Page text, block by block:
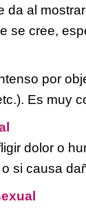
da al
se cree,
por
Es muy
dolor o
si causa